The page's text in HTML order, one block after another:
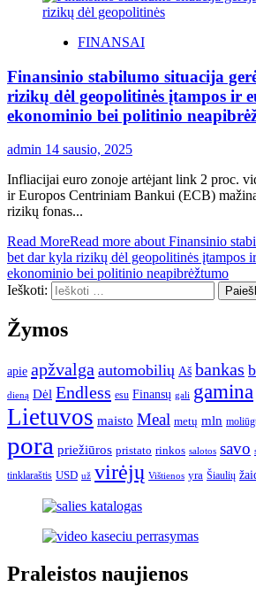
FINANSAI
Finansinio stabilumo situacija
rizikų dėl geopolitinės įtampos ir
ekonominio bei politinio
admin 14 sausio, 2025
Infliacijai euro zonoje artėjant link 2 proc.
ir Europos Centriniam Bankui (ECB)
rizikų fonas...
Read MoreRead more about Finansinio
bet dar kyla rizikų dėl geopolitinės įtampos
ekonominio bei politinio neapibrėžtumo
Ieškoti:
Žymos
apie apžvalga automobilių Aš bankas
dieną Dėl Endless esu Finansų gali gamina
Lietuvos maisto Meal metų mln
pora priežiūros pristato rinkos salotos savo
tinklaraštis USD už virėjų Vištienos yra Šiaulių
Praleistos naujienos